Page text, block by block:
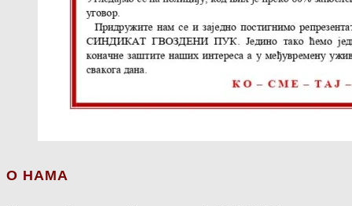
О НАМА